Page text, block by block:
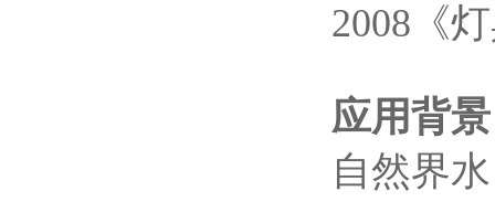
2008《
应用背景
自然界